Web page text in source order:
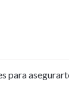
para